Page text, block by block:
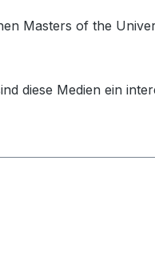
Masters of the
diese Medien ein